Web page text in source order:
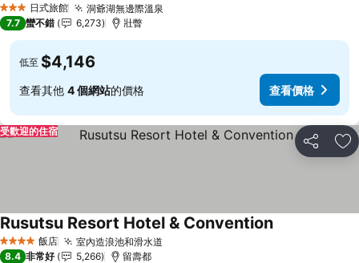
3 星級 日式旅館 洞爺湖無邊際溫泉查看價格
7.7 蠻不錯 6,273 壯瞥
低至 $4,146
查看其他 4 個網站的價格 查看價格
分享 加
受歡迎的住宿
4 星級 飯店 室內造浪池和滑水道
Rusutsu Resort Hotel & Convention查看價格
8.4 非常好 5,266 留壽都